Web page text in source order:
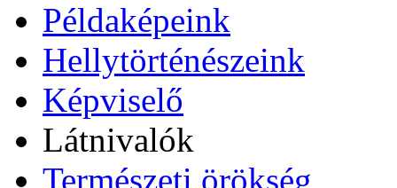
Példaképeink
Hellytörténészeink
Képviselő
Látnivalók
Természeti örökség